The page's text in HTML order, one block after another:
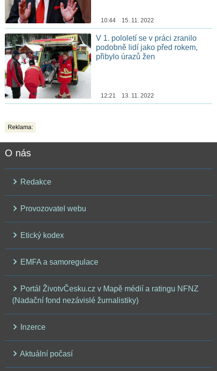
10:44 15. 11. 2022
V 1. pololetí se v práci zranilo
podobně lidí jako před rokem,
přibylo úrazů žen
12:21 13. 11. 2022
Reklama:
O nás
Redakce
Provozovatel webu
Etický kodex
EMFA a samoregulace
Portál ŽivotvČesku.cz v Mapě médií a ratingu NFNZ
(Nadační fond nezávislé žurnalistiky)
Inzerce
Aktuální počasí